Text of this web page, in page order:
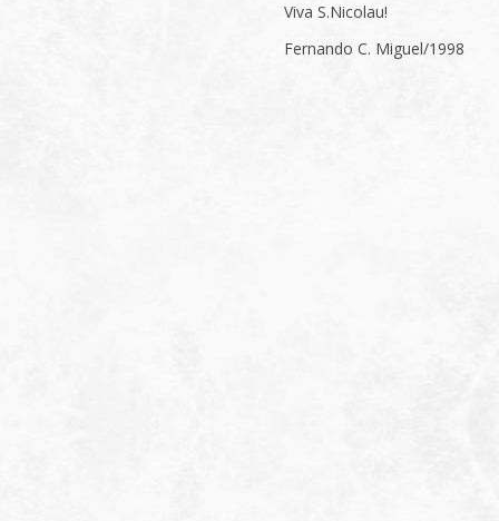
Viva S.Nicolau!
Fernando C. Miguel/1998